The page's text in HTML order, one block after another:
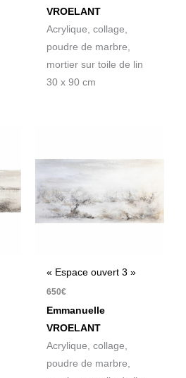
VROELANT
Acrylique, collage,
poudre de marbre,
mortier sur toile de lin
30 x 90 cm
« Espace ouvert 3 »
650€
Emmanuelle
VROELANT
Acrylique, collage,
poudre de marbre,